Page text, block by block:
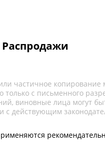
Распродажи
частичное копирование
только с письменного
виновные лица могут
с действующим